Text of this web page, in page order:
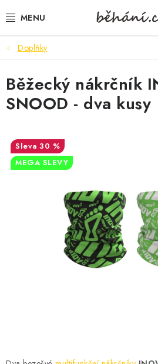
na
BOTY PÁNSKÉ
BOTY DÁMSKÉ
PÁNSKÉ OBLEČENÍ
DÁMSKÉ OBLEČENÍ
DOPLŇKY
DÁRKOVÉ POUKAZY
VELIKOSTNÍ TABULKY
VÝŽIVA
Doplňky
Běžecký nákrčník
SNOOD - dva kusy
30 %
MEGA SLEVY